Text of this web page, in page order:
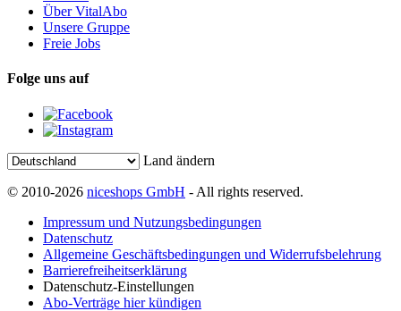
Über VitalAbo
Unsere Gruppe
Freie Jobs
Folge uns auf
Land ändern
© 2010-2026 niceshops GmbH - All rights reserved.
Impressum und Nutzungsbedingungen
Datenschutz
Allgemeine Geschäftsbedingungen und Widerrufsbelehrung
Barrierefreiheitserklärung
Datenschutz-Einstellungen
Abo-Verträge hier kündigen